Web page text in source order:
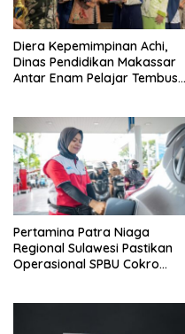
Diera Kepemimpinan Achi,
Dinas Pendidikan Makassar
Antar Enam Pelajar Tembus
Pertamina Patra Niaga
Regional Sulawesi Pastikan
Operasional SPBU Cokro